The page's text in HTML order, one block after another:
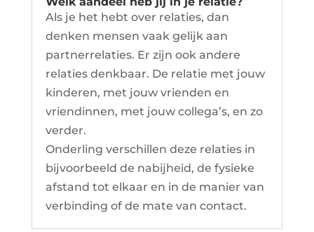
Als je het hebt over relaties, dan
denken mensen vaak gelijk aan
partnerrelaties. Er zijn ook andere
relaties denkbaar. De relatie met jouw
kinderen, met jouw vrienden en
vriendinnen, met jouw collega’s, en zo
verder.
Onderling verschillen deze relaties in
bijvoorbeeld de nabijheid, de fysieke
afstand tot elkaar en in de manier van
verbinding of de mate van contact.